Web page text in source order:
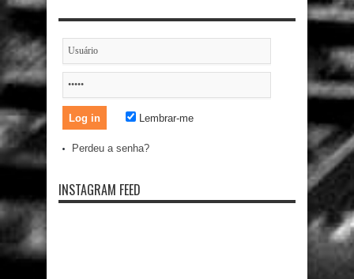
Lembrar-me
Perdeu a senha?
INSTAGRAM FEED